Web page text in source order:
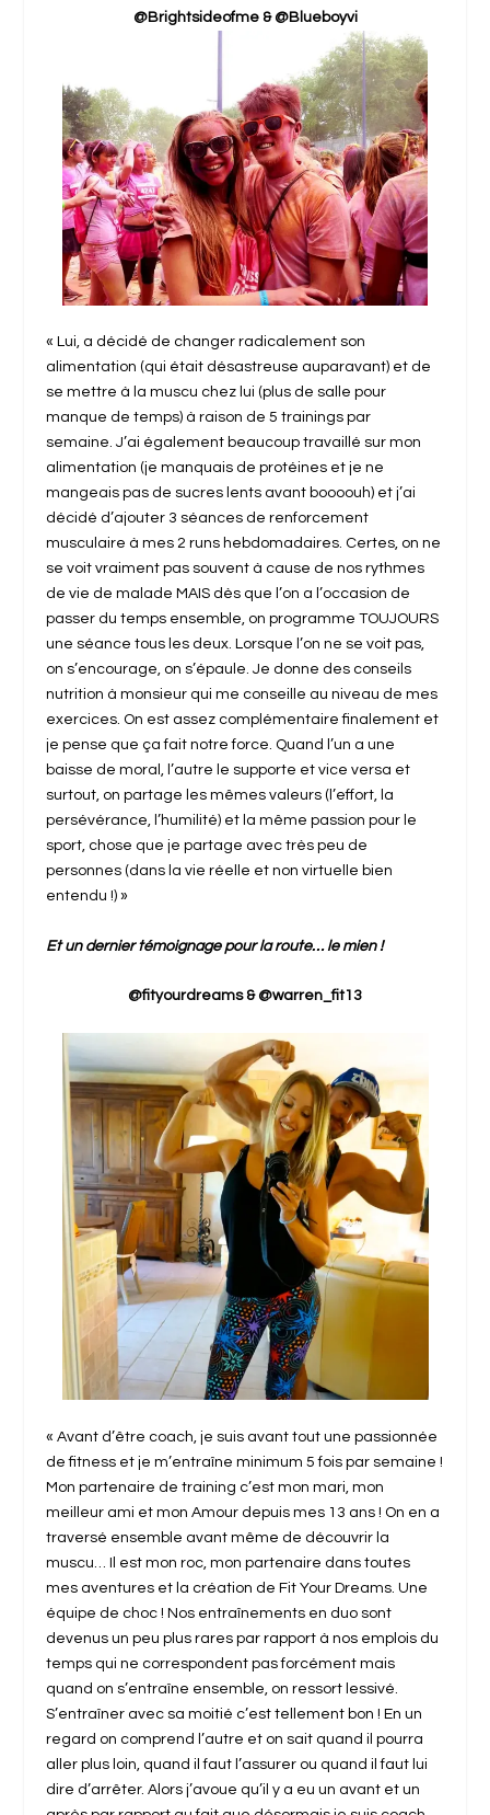
@Brightsideofme & @Blueboyvi
« Lui, a décidé de changer radicalement son
alimentation (qui était désastreuse auparavant) et de
se mettre à la muscu chez lui (plus de salle pour
manque de temps) à raison de 5 trainings par
semaine. J’ai également beaucoup travaillé sur mon
alimentation (je manquais de protéines et je ne
mangeais pas de sucres lents avant boooouh) et j’ai
décidé d’ajouter 3 séances de renforcement
musculaire à mes 2 runs hebdomadaires. Certes, on ne
se voit vraiment pas souvent à cause de nos rythmes
de vie de malade MAIS dès que l’on a l’occasion de
passer du temps ensemble, on programme TOUJOURS
une séance tous les deux. Lorsque l’on ne se voit pas,
on s’encourage, on s’épaule. Je donne des conseils
nutrition à monsieur qui me conseille au niveau de mes
exercices. On est assez complémentaire finalement et
je pense que ça fait notre force. Quand l’un a une
baisse de moral, l’autre le supporte et vice versa et
surtout, on partage les mêmes valeurs (l’effort, la
persévérance, l’humilité) et la même passion pour le
sport, chose que je partage avec très peu de
personnes (dans la vie réelle et non virtuelle bien
entendu !) »
Et un dernier témoignage pour la route… le mien !
@fityourdreams & @warren_fit13
« Avant d’être coach, je suis avant tout une passionnée
de fitness et je m’entraîne minimum 5 fois par semaine !
Mon partenaire de training c’est mon mari, mon
meilleur ami et mon Amour depuis mes 13 ans ! On en a
traversé ensemble avant même de découvrir la
muscu… Il est mon roc, mon partenaire dans toutes
mes aventures et la création de Fit Your Dreams. Une
équipe de choc ! Nos entraînements en duo sont
devenus un peu plus rares par rapport à nos emplois du
temps qui ne correspondent pas forcément mais
quand on s’entraîne ensemble, on ressort lessivé.
S’entraîner avec sa moitié c’est tellement bon ! En un
regard on comprend l’autre et on sait quand il pourra
aller plus loin, quand il faut l’assurer ou quand il faut lui
dire d’arrêter. Alors j’avoue qu’il y a eu un avant et un